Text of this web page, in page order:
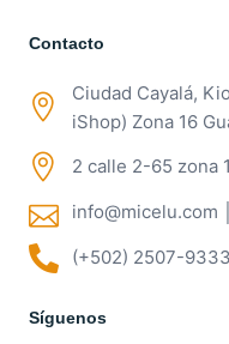
Contacto
Ciudad Cayalá,
iShop) Zona 16
2 calle 2-65 zona
info@micelu.com
(+502) 2507-9333
Síguenos